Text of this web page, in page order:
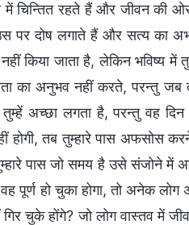
चिन्तित रहते हैं और जीवन की
पर दोष लगाते हैं और सत्य का
किया जाता है, लेकिन भविष्य
का अनुभव नहीं करते, परन्तु
अच्छा लगता है, परन्तु वह
होगी, तब तुम्हारे पास अफसोस
पास जो समय है उसे संजोने में
पूर्ण हो चुका होगा, तो अनेक
चुके होंगे? जो लोग वास्तव में